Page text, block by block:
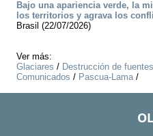
Bajo una apariencia verde, la
los territorios y agrava los
Brasil (22/07/2026)
Ver más:
Glaciares / Destrucción de
Comunicados / Pascua-Lama/